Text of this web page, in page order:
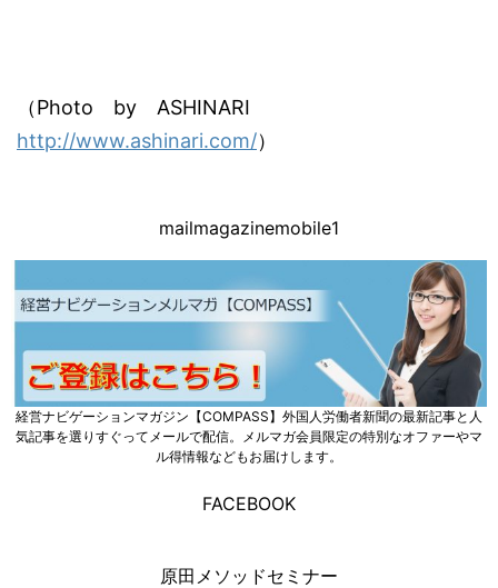
（Photo by ASHINARI
http://www.ashinari.com/）
mailmagazinemobile1
経営ナビゲーションマガジン【COMPASS】外国人労働者新聞の最新記事と人
気記事を選りすぐってメールで配信。メルマガ会員限定の特別なオファーやマ
ル得情報などもお届けします。
FACEBOOK
原田メソッドセミナー